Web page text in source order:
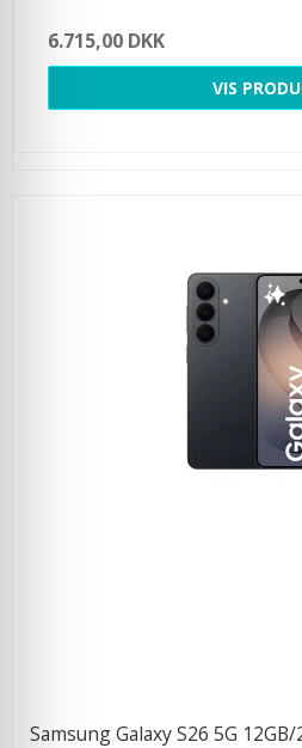
6.715,00 DKK
VIS
Samsung Galaxy S26 5G